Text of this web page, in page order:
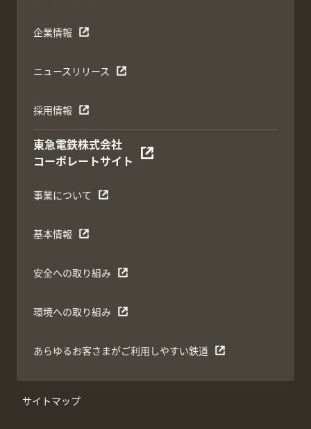
企業情報
ニュースリリース
採用情報
東急電鉄株式会社
コーポレートサイト
事業について
基本情報
安全への取り組み
環境への取り組み
あらゆるお客さまがご利用しやすい鉄道
サイトマップ